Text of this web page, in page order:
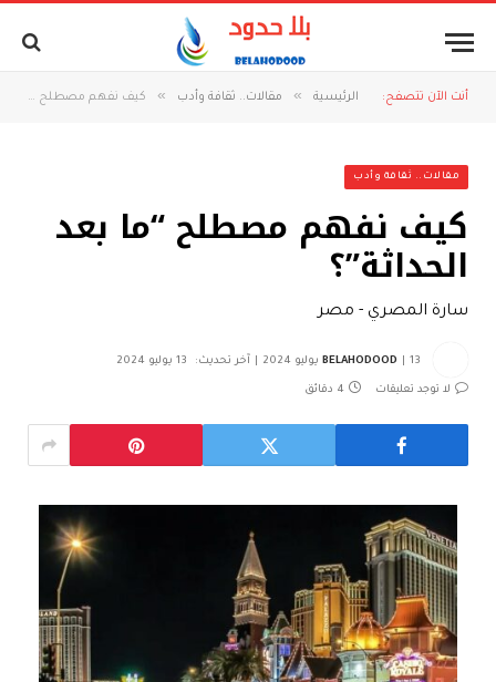
أنت الآن تتصفح: الرئيسية » مقالات.. ثقافة وأدب » كيف نفهم مصطلح “ما بعد الحداثة”؟
مقالات.. ثقافة وأدب
كيف نفهم مصطلح “ما بعد
الحداثة”؟
سارة المصري - مصر
BELAHODOOD 13 يوليو 2024 آخر تحديث: 13 يوليو 2024
لا توجد تعليقات 4 دقائق